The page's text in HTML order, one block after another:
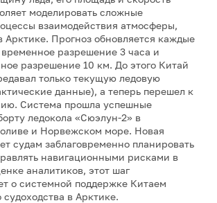
моделировать сложные
взаимодействия атмосферы,
Арктике. Прогноз обновляется каждые
разрешение 3 часа и
разрешение 10 км. До этого Китай
только текущую ледовую
данные), а теперь перешел к
Система прошла успешные
ледокола «Сюэлун-2» в
и Норвежском море. Новая
судам заблаговременно планировать
навигационными рисками в
аналитиков, этот шаг
о системной поддержке Китаем
в Арктике.